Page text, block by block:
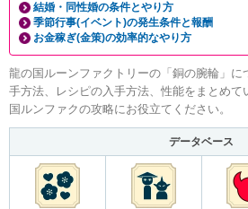
結婚・同性婚の条件とやり方
季節行事(イベント)の発生条件と報酬
お金稼ぎ(金策)の効率的なやり方
龍の国ルーンファクトリーの「銅の腕輪」に
手方法、レシピの入手方法、性能をまとめ
国ルンファクの攻略にお役立てください。
データベース